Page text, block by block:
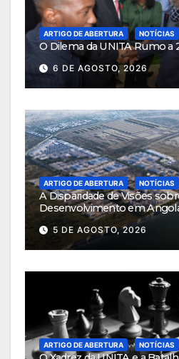
ARTIGO DE ABERTURA NOTÍCIAS
O Dilema da UNITA Rumo a
6 DE AGOSTO, 2026
ARTIGO DE ABERTURA NOTÍCIAS
A Disparidade de Visões
Desenvolvimento em
5 DE AGOSTO, 2026
ARTIGO DE ABERTURA NOTÍCIAS